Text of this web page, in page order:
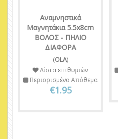
Αναμνηστικά
Μαγνητάκια 5.5x8cm
ΒΟΛΟΣ - ΠΗΛΙΟ
ΔΙΑΦΟΡΑ
(OLA)
Λίστα επιθυμιών
Περιορισμένο Απόθεμα
€1.95